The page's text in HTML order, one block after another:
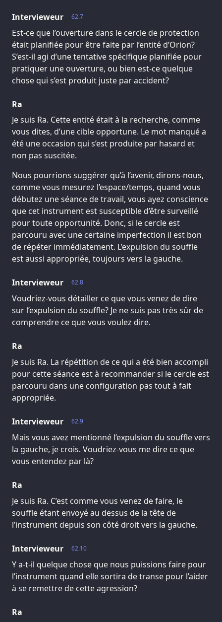
62.7
Intervieweur
Est-ce que l’ouverture dans le cercle de protection
était planifiée pour être faite par l’entité d’Orion?
S’est-il agi d’une tentative spécifique planifiée pour
pratiquer une ouverture, ou bien est-ce quelque
chose qui s’est produit juste par accident?
Ra
Je suis Ra. Cette entité était à la recherche, comme
vous dites, d’une cible opportune. Le mot manqué a
été une occasion qui s’est produite par hasard et
non pas suscitée.
Nous pourrions suggérer qu’à l’avenir, dirons-nous,
comme vous mesurez l’espace/temps, quand vous
débutez une séance de travail, vous ayez conscience
que cet instrument est susceptible d’être surveillé
pour toute opportunité. Donc, si le cercle est
parcouru avec une certaine imperfection il est bon
de répéter immédiatement. L’expulsion du souffle
est aussi appropriée, toujours vers la gauche.
62.8
Intervieweur
Voudriez-vous détailler ce que vous venez de dire
sur l’expulsion du souffle? Je ne suis pas très sûr de
comprendre ce que vous voulez dire.
Ra
Je suis Ra. La répétition de ce qui a été bien accompli
pour cette séance est à recommander si le cercle est
parcouru dans une configuration pas tout à fait
appropriée.
62.9
Intervieweur
Mais vous avez mentionné l’expulsion du souffle vers
la gauche, je crois. Voudriez-vous me dire ce que
vous entendez par là?
Ra
Je suis Ra. C’est comme vous venez de faire, le
souffle étant envoyé au dessus de la tête de
l’instrument depuis son côté droit vers la gauche.
62.10
Intervieweur
Y a-t-il quelque chose que nous puissions faire pour
l’instrument quand elle sortira de transe pour l’aider
à se remettre de cette agression?
Ra